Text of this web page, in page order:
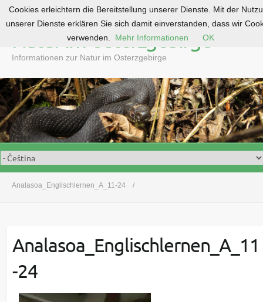
o
c
o
n
t
e
n
Natur im Osterzgebirge
Informationen zur Natur im Osterzgebirge
Analasoa_Englischlernen_A_11-24
Analasoa_Englischlernen_A_11
-24
Cookies erleichtern die Bereitstellung unserer Dienste. Mit der
unserer Dienste erklären Sie sich damit einverstanden, dass wir
verwenden.
Mehr Informationen OK